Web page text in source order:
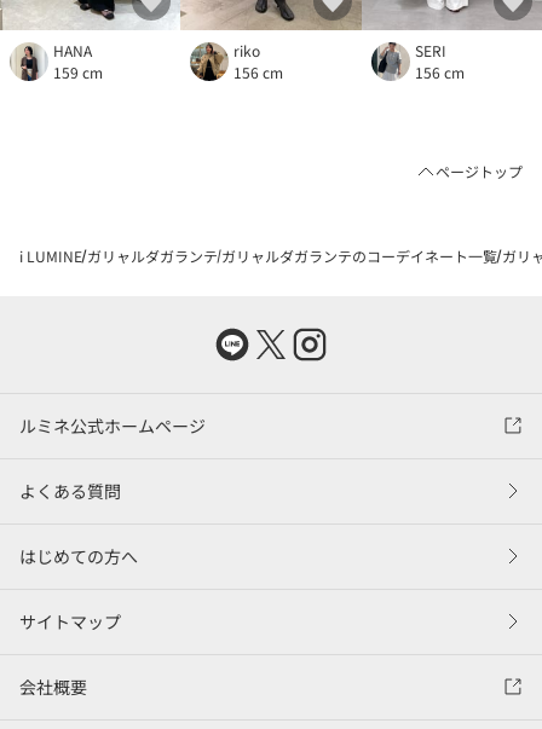
HANA
159 cm
riko
156 cm
SERI
156 cm
ページトップ
i LUMINE ガリャルダガランテ ガリャルダガランテのコーデイネート一覧 ガリ
ルミネ公式ホームページ
よくある質問
はじめての方へ
サイトマップ
会社概要